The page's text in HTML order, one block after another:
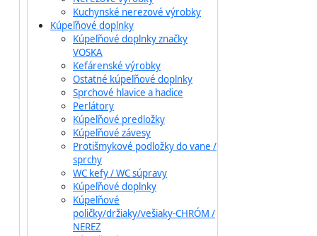
Kuchynské nerezové výrobky
Kúpeľňové doplnky
Kúpeľňové doplnky značky
VOSKA
Kefárenské výrobky
Ostatné kúpeľňové doplnky
Sprchové hlavice a hadice
Perlátory
Kúpeľňové predložky
Kúpeľňové závesy
Protišmykové podložky do vane /
sprchy
WC kefy / WC súpravy
Kúpeľňové doplnky
Kúpeľňové
poličky/držiaky/vešiaky-CHRÓM /
NEREZ